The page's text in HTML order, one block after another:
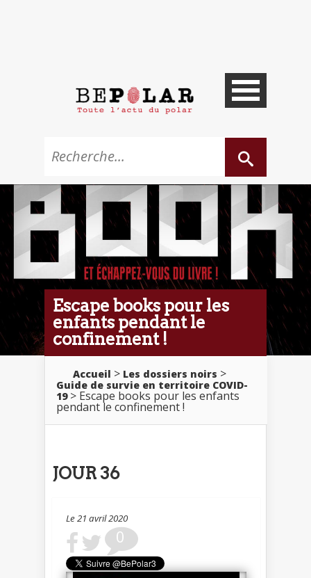
Escape books pour les
enfants pendant le
confinement !
Accueil > Les dossiers noirs >
Guide de survie en territoire COVID-
19> Escape books pour les enfants
pendant le confinement !
JOUR 36
Le 21 avril 2020
0